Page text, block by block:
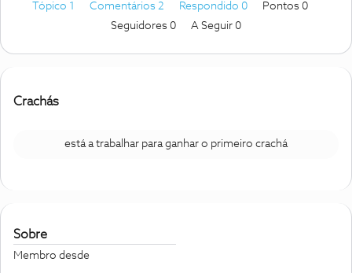
Tópico 1 Comentários 2 Respondido 0
Pontos 0
Seguidores 0 A Seguir 0
Crachás
está a trabalhar para ganhar o primeiro crachá
Sobre
Membro desde